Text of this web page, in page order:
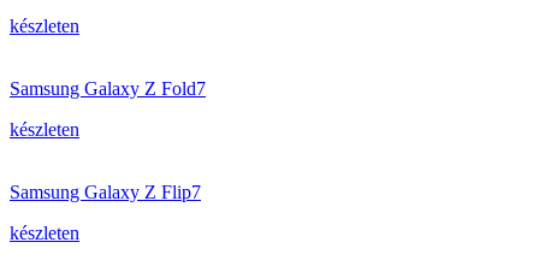
készleten
Samsung Galaxy Z Fold7
készleten
Samsung Galaxy Z Flip7
készleten